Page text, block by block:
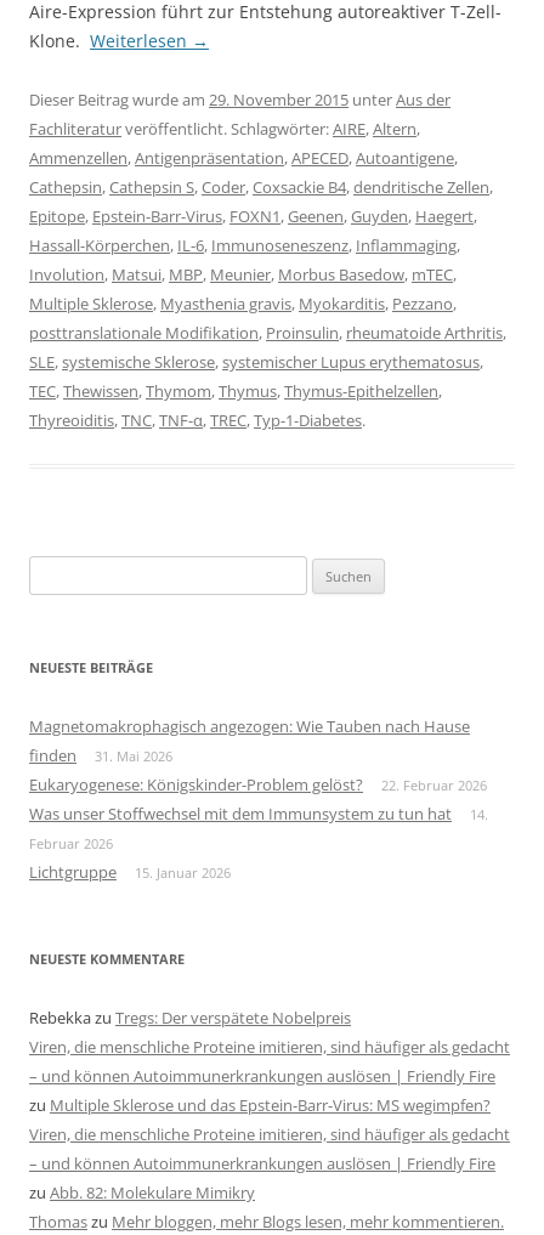
Aire-Expression führt zur Entstehung autoreaktiver T-Zell-
Klone. Weiterlesen →
Dieser Beitrag wurde am 29. November 2015 unterAus der
Fachliteraturveröffentlicht. Schlagwörter:AIRE,Altern,
Ammenzellen,Antigenpräsentation,APECED,Autoantigene,
Cathepsin,Cathepsin S,Coder,Coxsackie B4,dendritische Zellen,
Epitope, Epstein-Barr-Virus, FOXN1,Geenen,Guyden, Haegert,
Hassall-Körperchen, IL-6, Immunoseneszenz, Inflammaging,
Involution, Matsui, MBP, Meunier, Morbus Basedow, mTEC,
Multiple Sklerose, Myasthenia gravis, Myokarditis, Pezzano,
posttranslationale Modifikation, Proinsulin, rheumatoide Arthritis,
SLE,systemische Sklerose,systemischer Lupus erythematosus,
TEC,Thewissen,Thymom,Thymus,Thymus-Epithelzellen,
Thyreoiditis,TNC,TNF-α,TREC,Typ-1-Diabetes.
nach:
NEUESTE BEITRÄGE
Magnetomakrophagisch angezogen: Wie Tauben nach Hause
finden
31. Mai 2026
Eukaryogenese: Königskinder-Problem gelöst? 22. Februar 2026
Was unser Stoffwechsel mit dem Immunsystem zu tun hat
14.
Februar 2026
Lichtgruppe 15. Januar 2026
NEUESTE KOMMENTARE
Rebekkazu Tregs: Der verspätete Nobelpreis
Viren, die menschliche Proteine imitieren, sind häufiger als gedacht
– und können Autoimmunerkrankungen auslösen | Friendly Fire
zu Multiple Sklerose und das Epstein-Barr-Virus: MS wegimpfen?
Viren, die menschliche Proteine imitieren, sind häufiger als gedacht
– und können Autoimmunerkrankungen auslösen | Friendly Fire
zu Abb. 82: Molekulare Mimikry
Thomaszu Mehr bloggen, mehr Blogs lesen, mehr kommentieren.